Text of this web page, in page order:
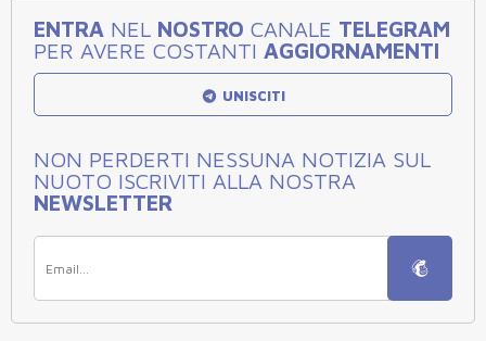
ENTRA NEL NOSTRO CANALE TELEGRAM
PER AVERE COSTANTI AGGIORNAMENTI
UNISCITI
NON PERDERTI NESSUNA NOTIZIA SUL
NUOTO ISCRIVITI ALLA NOSTRA
NEWSLETTER